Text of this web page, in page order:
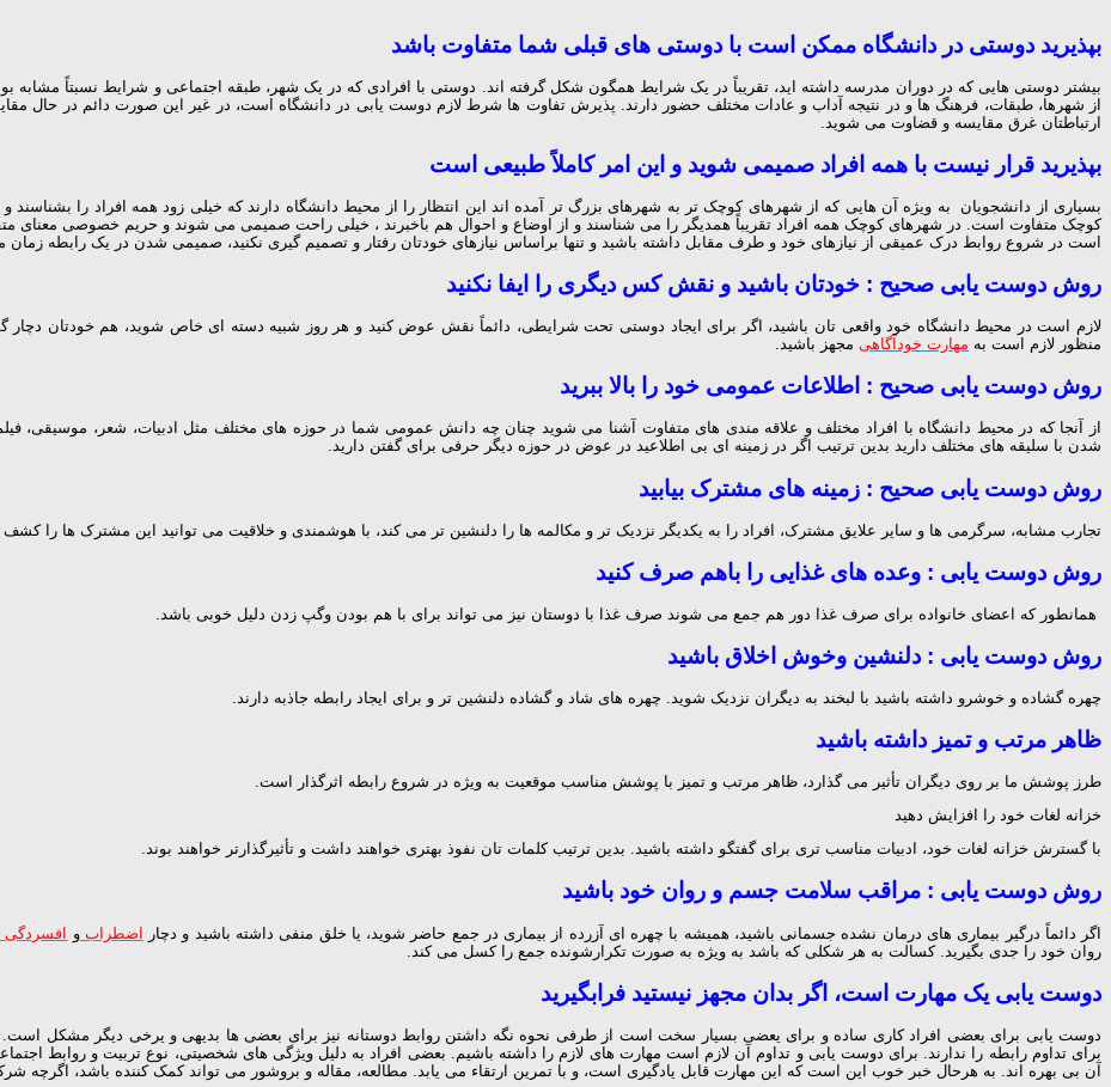
بپذیرید دوستی در دانشگاه ممکن است با دوستی های قبلی شما متفاوت باشد
بیشتر دوستی هایی که در دوران مدرسه داشته اید، تقریباً در یک شرایط همگون شکل گرفته اند. دوستی با افرادی که در یک شهر، طبقه اجتماعی و شرایط نسبتاً مشابه
از شهرها، طبقات، فرهنگ ها و در نتیجه آداب و عادات مختلف حضور دارند. پذیرش تفاوت ها شرط لازم دوست یابی در دانشگاه است، در غیر این صورت دائم در حال
ارتباطتان غرق مقایسه و قضاوت می شوید.
بپذیرید قرار نیست با همه افراد صمیمی شوید و این امر کاملاً طبیعی است
بسیاری از دانشجویان به ویژه آن هایی که از شهرهای کوچک تر به شهرهای بزرگ تر آمده اند این انتظار را از محیط دانشگاه دارند که خیلی زود همه افراد را
کوچک متفاوت است. در شهرهای کوچک همه افراد تقریباً همدیگر را می شناسند و از اوضاع و احوال هم باخبرند ، خیلی راحت صمیمی می شوند و حریم خصوصی معنای
است در شروع روابط درک عمیقی از نیازهای خود و طرف مقابل داشته باشید و تنها براساس نیازهای خودتان رفتار و تصمیم گیری نکنید، صمیمی شدن در یک رابطه زمان می
روش دوست یابی صحیح : خودتان باشید و نقش کس دیگری را ایفا نکنید
لازم است در محیط دانشگاه خود واقعی تان باشید، اگر برای ایجاد دوستی تحت شرایطی، دائماً نقش عوض کنید و هر روز شبیه دسته ای خاص شوید، هم خودتان
منظور لازم است به مهارت خودآگاهی مجهز باشید.
روش دوست یابی صحیح : اطلاعات عمومی خود را بالا ببرید
از آنجا که در محیط دانشگاه با افراد مختلف و علاقه مندی های متفاوت آشنا می شوید چنان چه دانش عمومی شما در حوزه های مختلف مثل ادبیات، شعر، موسیقی،
شدن با سلیقه های مختلف دارید بدین ترتیب اگر در زمینه ای بی اطلاعید در عوض در حوزه دیگر حرفی برای گفتن دارید.
روش دوست یابی صحیح : زمینه های مشترک بیابید
تجارب مشابه، سرگرمی ها و سایر علایق مشترک، افراد را به یکدیگر نزدیک تر و مکالمه ها را دلنشین تر می کند، با هوشمندی و خلاقیت می توانید این مشترک ها را کشف
روش دوست یابی : وعده های غذایی را باهم صرف کنید
همانطور که اعضای خانواده برای صرف غذا دور هم جمع می شوند صرف غذا با دوستان نیز می تواند برای با هم بودن وگپ زدن دلیل خوبی باشد.
روش دوست یابی : دلنشین وخوش اخلاق باشید
چهره گشاده و خوشرو داشته باشید با لبخند به دیگران نزدیک شوید. چهره های شاد و گشاده دلنشین تر و برای ایجاد رابطه جاذبه دارند.
ظاهر مرتب و تمیز داشته باشید
طرز پوشش ما بر روی دیگران تأثیر می گذارد، ظاهر مرتب و تمیز با پوشش مناسب موقعیت به ویژه در شروع رابطه اثرگذار است.
خزانه لغات خود را افزایش دهید
با گسترش خزانه لغات خود، ادبیات مناسب تری برای گفتگو داشته باشید. بدین ترتیب کلمات تان نفوذ بهتری خواهند داشت و تأثیرگذارتر خواهند بوند.
روش دوست یابی : مراقب سلامت جسم و روان خود باشید
اگر دائماً درگیر بیماری های درمان نشده جسمانی باشید، همیشه با چهره ای آزرده از بیماری در جمع حاضر شوید، یا خلق منفی داشته باشید و دچار اضطراب و افسردگی
روان خود را جدی بگیرید. کسالت به هر شکلی که باشد به ویژه به صورت تکرارشونده جمع را کسل می کند.
دوست یابی یک مهارت است، اگر بدان مجهز نیستید فرابگیرید
دوست یابی برای بعضی افراد کاری ساده و برای یعضی بسیار سخت است از طرفی نحوه نگه داشتن روابط دوستانه نیز برای بعضی ها بدیهی و یرخی دیگر مشکل است.
برای تداوم رابطه را ندارند. برای دوست یابی و تداوم آن لازم است مهارت های لازم را داشته باشیم. بعضی افراد به دلیل ویژگی های شخصیتی، نوع تربیت و روابط
آن بی بهره اند. به هرحال خبر خوب این است که این مهارت قابل یادگیری است، و با تمرین ارتقاء می یابد. مطالعه، مقاله و بروشور می تواند کمک کننده باشد، اگرچه